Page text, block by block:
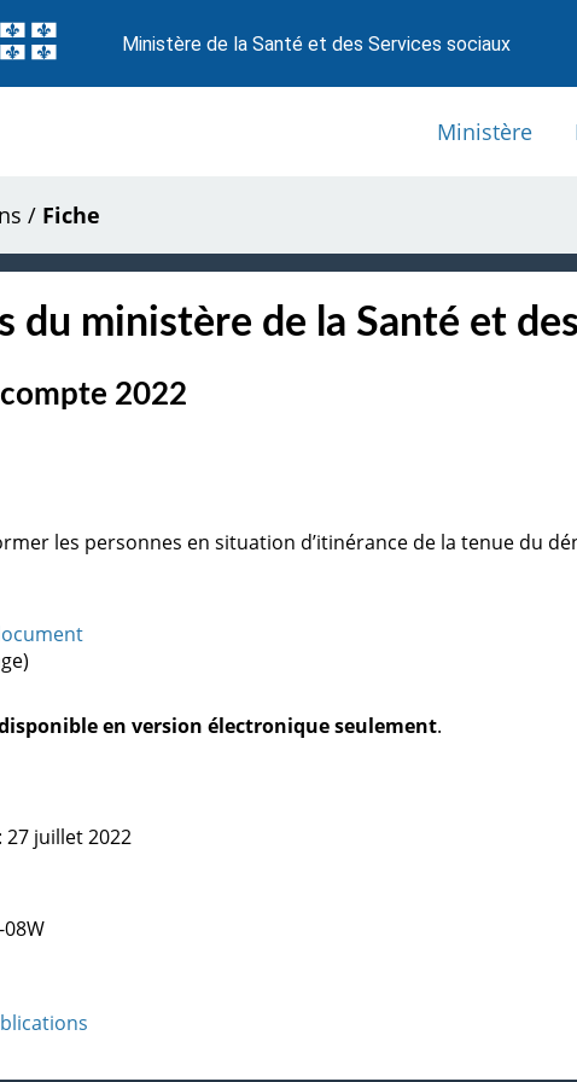
Ministère de la Santé et des Services sociaux
Ministère
/ Fiche
du ministère de la Santé et
2022
les personnes en situation d’itinérance de la tenue du
en version électronique seulement.
juillet 2022